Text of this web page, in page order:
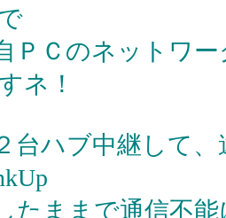
のネットワー
ネ！
ブ中継して、
まで通信不能